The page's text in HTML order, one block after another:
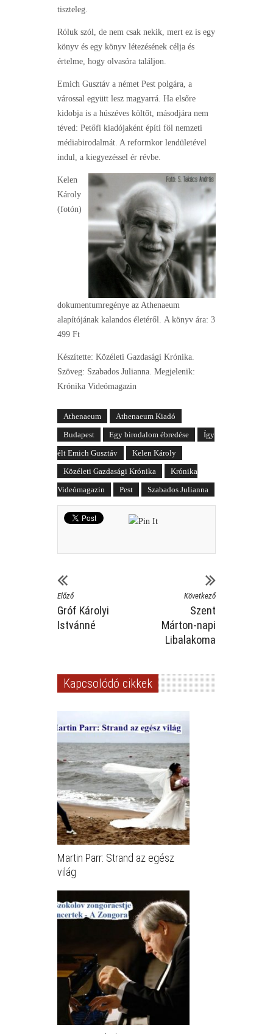
tiszteleg.
Róluk szól, de nem csak nekik, mert ez is egy
könyv és egy könyv létezésének célja és
értelme, hogy olvasóra találjon.
Emich Gusztáv a német Pest polgára, a
várossal együtt lesz magyarrá. Ha elsőre
kidobja is a húszéves költőt, másodjára nem
téved: Petőfi kiadójaként építi föl nemzeti
médiabirodalmát. A reformkor lendületével
indul, a kiegyezéssel ér révbe.
Kelen
Károly
(fotón)
dokumentumregénye az Athenaeum
alapítójának kalandos életéről. A könyv ára: 3
499 Ft
Készítette: Közéleti Gazdasági Krónika.
Szöveg: Szabados Julianna. Megjelenik:
Krónika Videómagazin
Athenaeum
Athenaeum Kiadó
Budapest
Egy birodalom ébredése
Így
élt Emich Gusztáv
Kelen Károly
Közéleti Gazdasági Krónika
Krónika
Videómagazin
Pest Szabados Julianna
Előző
Gróf Károlyi
Istvánné
Következő
Szent
Márton-napi
Libalakoma
Kapcsolódó cikkek
Martin Parr: Strand az egész
világ